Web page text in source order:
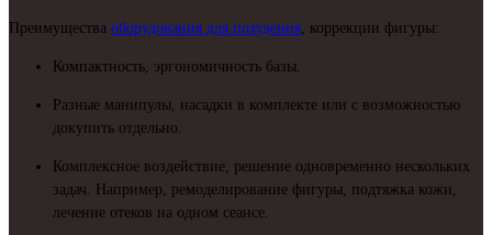
Преимущества оборудования для похудения, коррекции фигуры:
Компактность, эргономичность базы.
Разные манипулы, насадки в комплекте или с возможностью
докупить отдельно.
Комплексное воздействие, решение одновременно нескольких
задач. Например, ремоделирование фигуры, подтяжка кожи,
лечение отеков на одном сеансе.